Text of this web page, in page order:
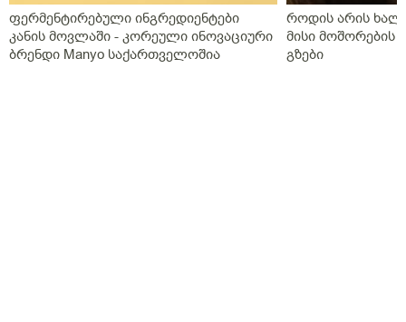
ფერმენტირებული ინგრედიენტები
კანის მოვლაში - კორეული ინოვაციური
ბრენდი Manyo საქართველოშია
როდის არის
მისი მოშორების
გზები